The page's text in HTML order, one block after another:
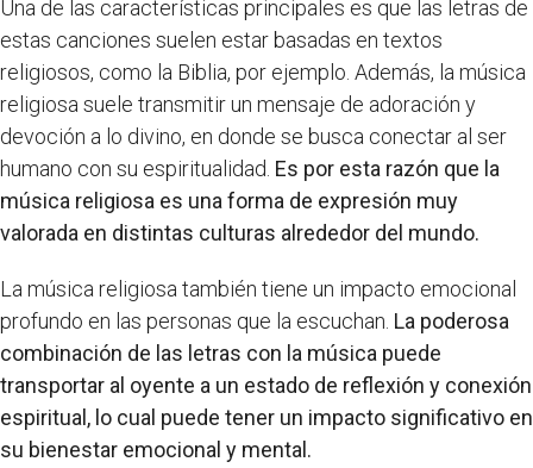
Una de las características principales es que las letras de
estas canciones suelen estar basadas en textos
religiosos, como la Biblia, por ejemplo. Además, la música
religiosa suele transmitir un mensaje de adoración y
devoción a lo divino, en donde se busca conectar al ser
humano con su espiritualidad. Es por esta razón que la
música religiosa es una forma de expresión muy
valorada en distintas culturas alrededor del mundo.
La música religiosa también tiene un impacto emocional
profundo en las personas que la escuchan. La poderosa
combinación de las letras con la música puede
transportar al oyente a un estado de reflexión y conexión
espiritual, lo cual puede tener un impacto significativo en
su bienestar emocional y mental.